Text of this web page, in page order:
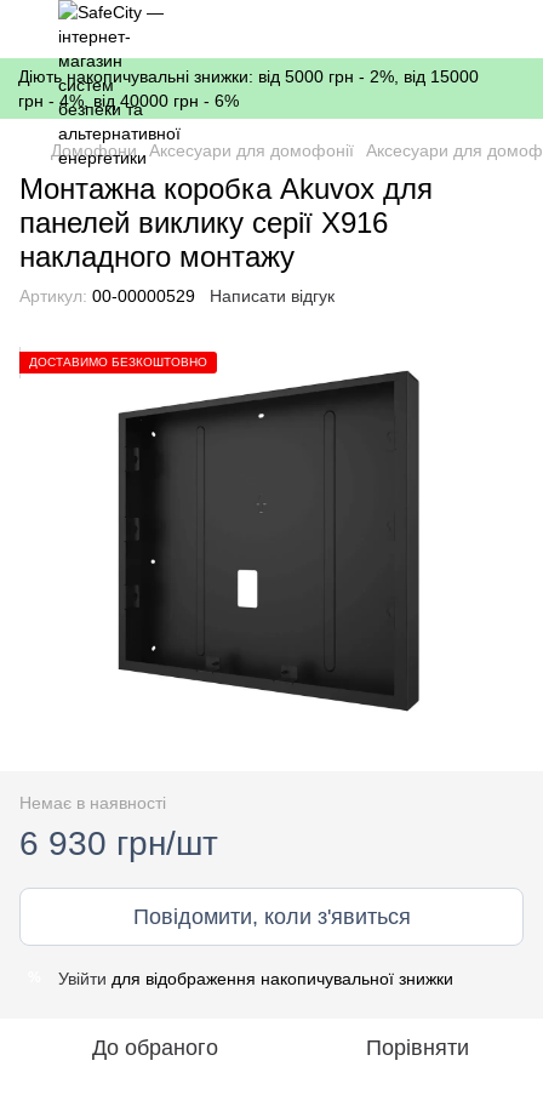
Діють накопичувальні знижки: від 5000 грн - 2%, від 15000
грн - 4%, від 40000 грн - 6%
Домофони Аксесуари для домофонії Аксесуари для
Монтажна коробка Akuvox для
панелей виклику серії X916
накладного монтажу
Артикул: 00-00000529 Написати відгук
ДОСТАВИМО БЕЗКОШТОВНО
Немає в наявності
6 930 грн/шт
Повідомити, коли з'явиться
Увійти для відображення накопичувальної знижки
До обраного Порівняти